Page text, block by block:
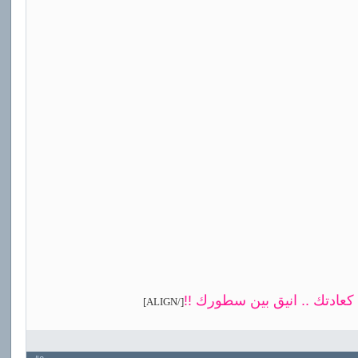
كعادتك .. انيق بين سطورك !![/ALIGN]